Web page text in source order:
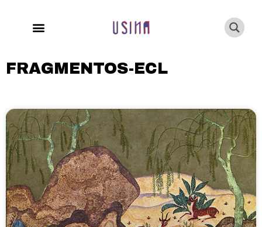
FRAGMENTOS-ECL